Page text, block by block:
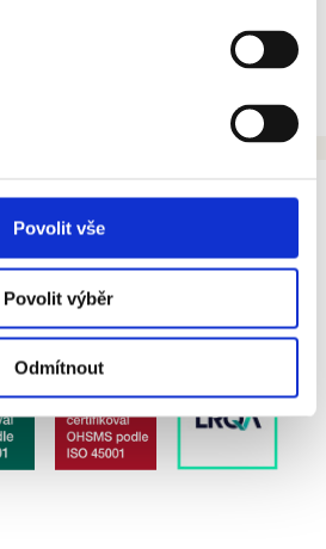
Povolit vše
Povolit výběr
Odmítnout
01 0391.pdf
komunikace a.s., 1995–2026.
a.s. na Facebooku
komunikace a.s. na síti X
blokové čištění v Brně
dle
,ISO/IEC 27001aČSN 01 0391